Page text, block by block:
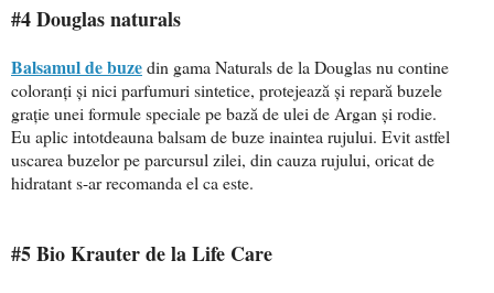
#4 Douglas naturals
Balsamul de buzedin gama Naturals de la Douglas nu contine
coloranţi şi nici parfumuri sintetice, protejează şi repară buzele
grație unei formule speciale pe bază de ulei de Argan şi rodie.
Eu aplic intotdeauna balsam de buze inaintea rujului. Evit astfel
uscarea buzelor pe parcursul zilei, din cauza rujului, oricat de
hidratant s-ar recomanda el ca este.
#5 Bio Krauter de la Life Care